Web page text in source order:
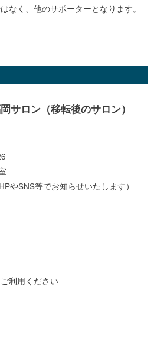
なく、他のサポーターとなります。
サロン（移転後のサロン）
やSNS等でお知らせいたします）
利用ください